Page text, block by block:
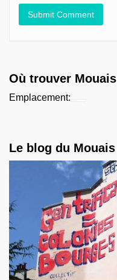
Où trouver Mouais
Emplacement:
Le blog du Mouais